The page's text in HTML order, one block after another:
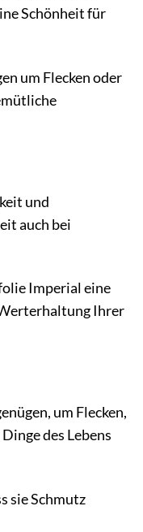
Schönheit für
um Flecken oder
und
auch bei
Imperial eine
Ihrer
um Flecken,
des Lebens
sie Schmutz